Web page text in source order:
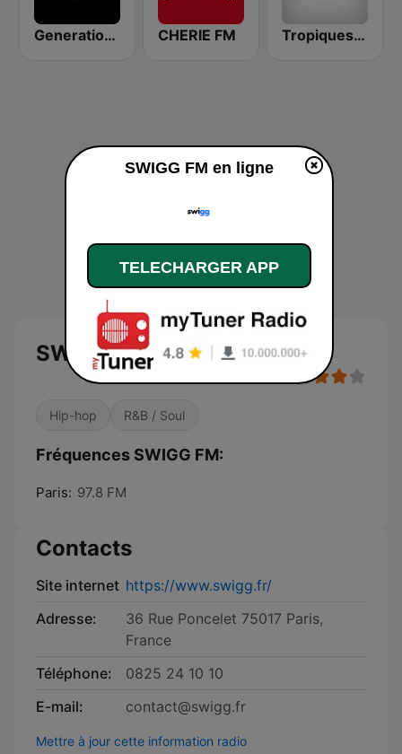
Generations Rap FR CHERIE FM Tropiques FM
SWIGG FM
Hip-hop R&B / Soul
Fréquences SWIGG FM:
Paris: 97.8 FM
Contacts
Site internet https://www.swigg.fr/
Adresse:
36 Rue Poncelet 75017 Paris,
France
Téléphone:
0825 24 10 10
E-mail:
contact@swigg.fr
Mettre à jour cette information radio
SWIGG FM en ligne
TELECHARGER APP